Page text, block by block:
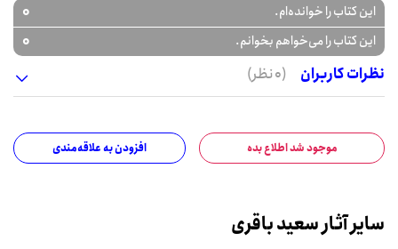
این کتاب را خوانده‌ام. 0
این کتاب را می‌خواهم بخوانم.
0
نظرات کاربران
(0 نظر)
موجود شد اطلاع بده افزودن به علاقه‌مندی
سایر آثار سعید باقری